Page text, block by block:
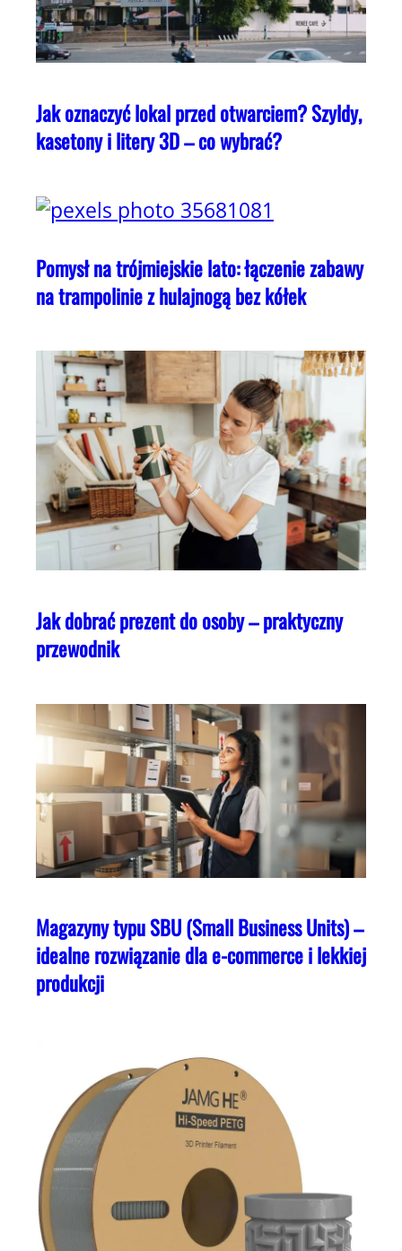
Jak oznaczyć lokal przed otwarciem? Szyldy,
kasetony i litery 3D – co wybrać?
Pomysł na trójmiejskie lato: łączenie zabawy
na trampolinie z hulajnogą bez kółek
Jak dobrać prezent do osoby – praktyczny
przewodnik
Magazyny typu SBU (Small Business Units) –
idealne rozwiązanie dla e-commerce i lekkiej
produkcji